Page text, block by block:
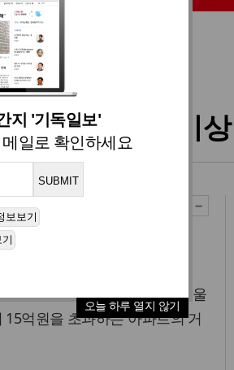
지 '기독일보'
일로 확인하세요
오늘 하루 열지 않기
입력 2020. 04. 21 07:32
비중 16% 이
다 16% 이상 감소했다.
지 공개된 자료를 기준으로 서울
억원을 초과하는 아파트의 거